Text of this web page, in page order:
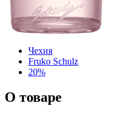
Чехия
Fruko Schulz
20%
О товаре